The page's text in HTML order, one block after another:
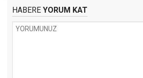
HABERE YORUM KAT